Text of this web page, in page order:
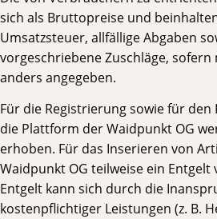
sich als Bruttopreise und
Umsatzsteuer, allfällige Abgaben
vorgeschriebene Zuschläge,
anders angegeben.
Für die Registrierung sowie für
die Plattform der Waidpunkt OG
erhoben. Für das Inserieren von
Waidpunkt OG teilweise ein Entgelt
Entgelt kann sich durch die
kostenpflichtiger Leistungen (z. B.